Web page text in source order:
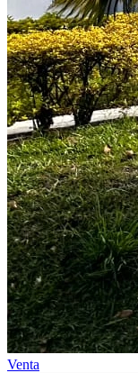
Venta